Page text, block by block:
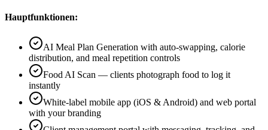
Hauptfunktionen:
AI Meal Plan Generation with auto-swapping, calorie
distribution, and meal repetition controls
Food AI Scan — clients photograph food to log it
instantly
White-label mobile app (iOS & Android) and web portal
with your branding